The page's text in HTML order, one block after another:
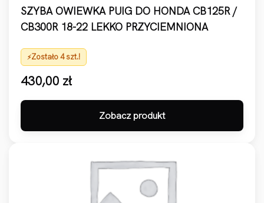
SZYBA OWIEWKA PUIG DO HONDA CB125R /
CB300R 18-22 LEKKO PRZYCIEMNIONA
Zostało 4 szt.!
430,00 zł
Zobacz produkt